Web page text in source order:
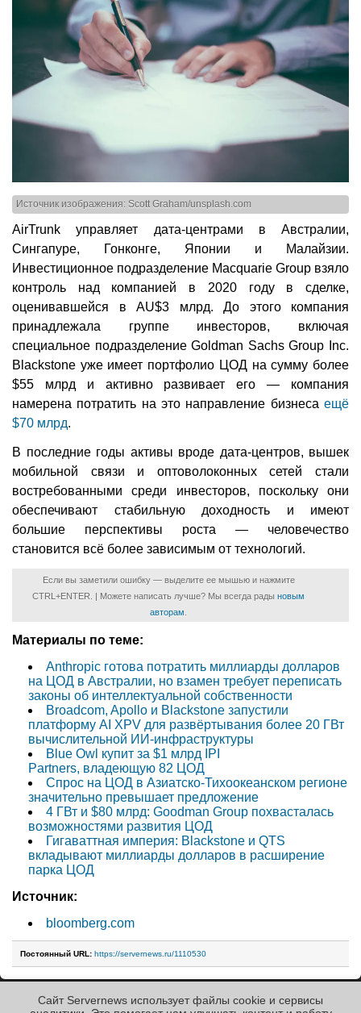
Источник изображения: Scott Graham/unsplash.com
AirTrunk управляет дата-центрами в Австралии,
Сингапуре, Гонконге, Японии и Малайзии.
Инвестиционное подразделение Macquarie Group взяло
контроль над компанией в 2020 году в сделке,
оценивавшейся в AU$3 млрд. До этого компания
принадлежала группе инвесторов, включая
специальное подразделение Goldman Sachs Group Inc.
Blackstone уже имеет портфолио ЦОД на сумму более
$55 млрд и активно развивает его — компания
намерена потратить на это направление бизнеса ещё
$70 млрд.
В последние годы активы вроде дата-центров, вышек
мобильной связи и оптоволоконных сетей стали
востребованными среди инвесторов, поскольку они
обеспечивают стабильную доходность и имеют
большие перспективы роста — человечество
становится всё более зависимым от технологий.
Если вы заметили ошибку — выделите ее мышью и нажмите
CTRL+ENTER. | Можете написать лучше? Мы всегда рады новым
авторам.
Материалы по теме:
Anthropic готова потратить миллиарды долларов
на ЦОД в Австралии, но взамен требует переписать
законы об интеллектуальной собственности
Broadcom, Apollo и Blackstone запустили
платформу AI XPV для развёртывания более 20 ГВт
вычислительной ИИ-инфраструктуры
Blue Owl купит за $1 млрд IPI
Partners, владеющую 82 ЦОД
Спрос на ЦОД в Азиатско-Тихоокеанском регионе
значительно превышает предложение
4 ГВт и $80 млрд: Goodman Group похвасталась
возможностями развития ЦОД
Гигаваттная империя: Blackstone и QTS
вкладывают миллиарды долларов в расширение
парка ЦОД
Источник:
bloomberg.com
Постоянный URL: https://servernews.ru/1110530
« Назад к ленте
Сайт Servernews использует файлы cookie и сервисы